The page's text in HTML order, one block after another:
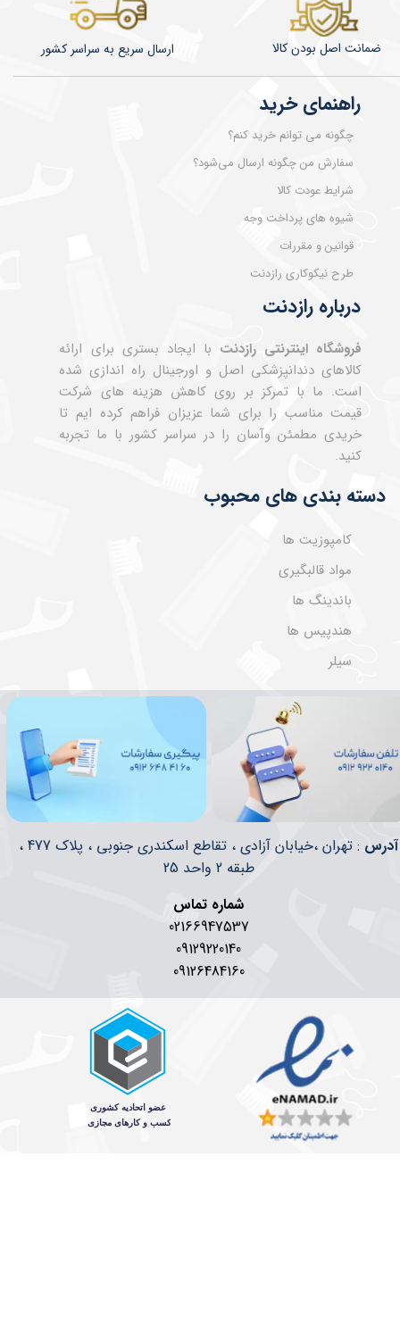
درباره رازدنت
فروشگاه اینترنتی رازدنت با ایجاد بستری برای ارائه
کالاهای دندانپزشکی اصل و اورجینال راه اندازی شده
است. ما با تمرکز بر روی کاهش هزینه های شرکت
قیمت مناسب را برای شما عزیزان فراهم کرده ایم تا
خریدی مطمئن وآسان را در سراسر کشور با ما تجربه
کنید.
راهنمای خرید
چگونه می توانم خرید کنم؟
سفارش من چگونه ارسال می‌شود؟
شرایط عودت کالا
شیوه های پرداخت وجه
قوانین و مقررات
طرح نیکوکاری رازدنت
دسته بندی های محبوب
کامپوزیت ها
مواد قالبگیری
باندینگ ها
هندپیس ها
سیلر
​​آدرس
: تهران ،خیابان آزادی ، تقاطع اسکندری جنوبی ، پلاک 477 ،
طبقه 2 واحد 25
شماره تماس
02166947537
09129220140
09126484160
​​​​ارسال سریع به سراسر کشور ضمانت اصل بودن کالا